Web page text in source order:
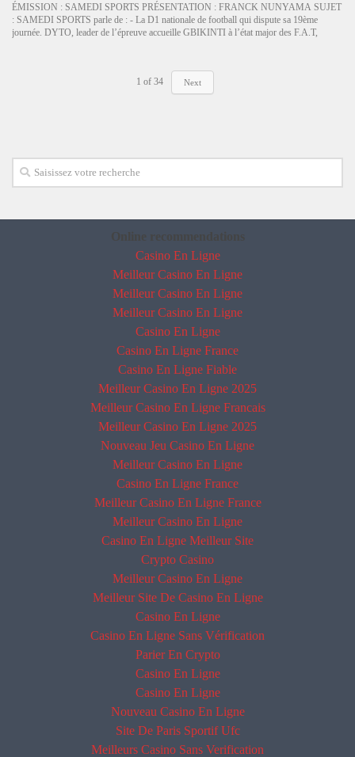
ÉMISSION : SAMEDI SPORTS PRÉSENTATION : FRANCK NUNYAMA SUJET
: SAMEDI SPORTS parle de : - La D1 nationale de football qui dispute sa 19ème
journée. DYTO, leader de l’épreuve accueille GBIKINTI à l’état major des F.A.T,
1 of 34 Next
Online recommendations
Casino En Ligne
Meilleur Casino En Ligne
Meilleur Casino En Ligne
Meilleur Casino En Ligne
Casino En Ligne
Casino En Ligne France
Casino En Ligne Fiable
Meilleur Casino En Ligne 2025
Meilleur Casino En Ligne Francais
Meilleur Casino En Ligne 2025
Nouveau Jeu Casino En Ligne
Meilleur Casino En Ligne
Casino En Ligne France
Meilleur Casino En Ligne France
Meilleur Casino En Ligne
Casino En Ligne Meilleur Site
Crypto Casino
Meilleur Casino En Ligne
Meilleur Site De Casino En Ligne
Casino En Ligne
Casino En Ligne Sans Vérification
Parier En Crypto
Casino En Ligne
Casino En Ligne
Nouveau Casino En Ligne
Site De Paris Sportif Ufc
Meilleurs Casino Sans Verification